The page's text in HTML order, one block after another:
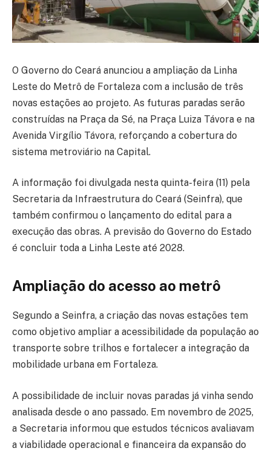
O Governo do Ceará anunciou a ampliação da Linha
Leste do Metrô de Fortaleza com a inclusão de três
novas estações ao projeto. As futuras paradas serão
construídas na Praça da Sé, na Praça Luiza Távora e na
Avenida Virgílio Távora, reforçando a cobertura do
sistema metroviário na Capital.
A informação foi divulgada nesta quinta-feira (11) pela
Secretaria da Infraestrutura do Ceará (Seinfra), que
também confirmou o lançamento do edital para a
execução das obras. A previsão do Governo do Estado
é concluir toda a Linha Leste até 2028.
Ampliação do acesso ao metrô
Segundo a Seinfra, a criação das novas estações tem
como objetivo ampliar a acessibilidade da população ao
transporte sobre trilhos e fortalecer a integração da
mobilidade urbana em Fortaleza.
A possibilidade de incluir novas paradas já vinha sendo
analisada desde o ano passado. Em novembro de 2025,
a Secretaria informou que estudos técnicos avaliavam
a viabilidade operacional e financeira da expansão do